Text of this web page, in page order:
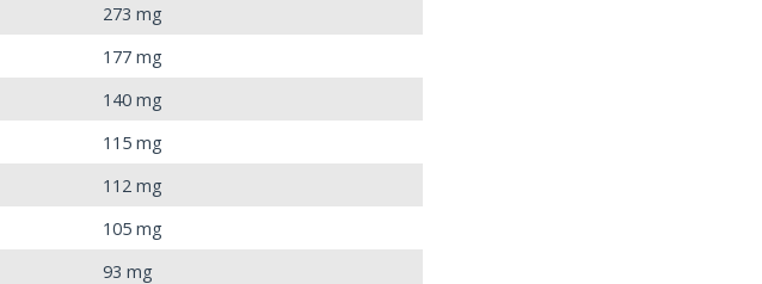
273 mg
177 mg
140 mg
115 mg
112 mg
105 mg
93 mg